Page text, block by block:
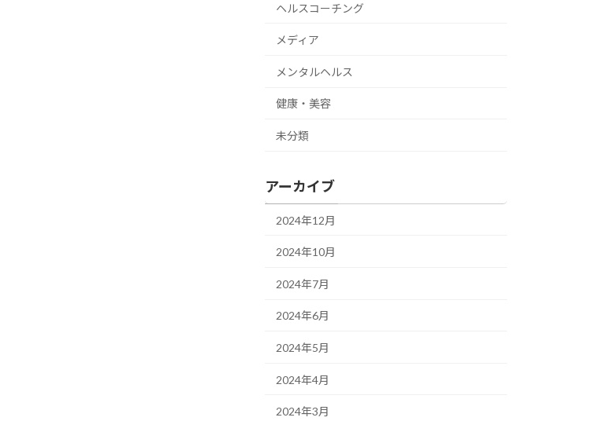
ヘルスコーチング
メディア
メンタルヘルス
健康・美容
未分類
アーカイブ
2024年12月
2024年10月
2024年7月
2024年6月
2024年5月
2024年4月
2024年3月